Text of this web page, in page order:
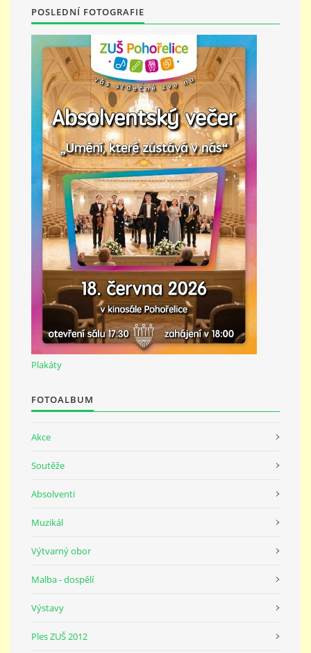
KONTAKTY
PŘÍMĚSTSKÝ TÁBOR
MISS VÝTVARNÝ MODEL
ZAMĚSTNÁNÍ
DOTACE
GDPR
ZUŠ Pohořelice
Školní 462
Pohořelice
691 23
POSLEDNÍ FOTOGRAFIE
Plakáty
FOTOALBUM
Akce
Soutěže
Absolventi
Muzikál
Výtvarný obor
Malba - dospělí
Výstavy
Ples ZUŠ 2012